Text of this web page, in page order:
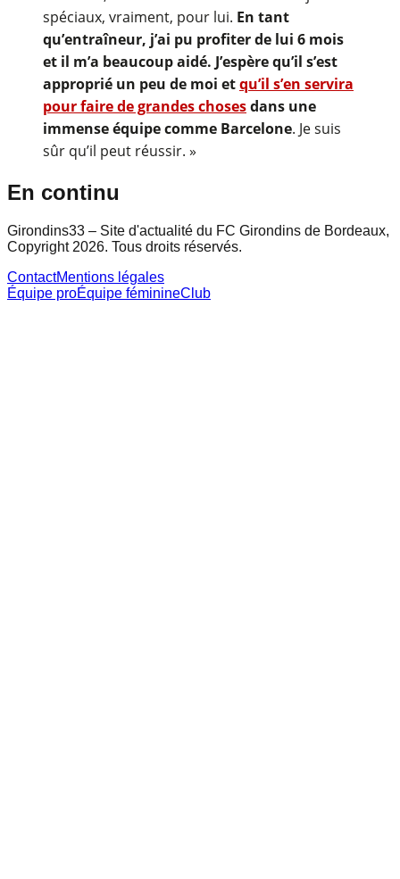
spéciaux, vraiment, pour lui. En tant
qu’entraîneur, j’ai pu profiter de lui 6 mois
et il m’a beaucoup aidé. J’espère qu’il s’est
approprié un peu de moi etqu’il s’en servira
pour faire de grandes chosesdans une
immense équipe comme Barcelone. Je suis
sûr qu’il peut réussir. »
En continu
Girondins33 – Site d'actualité du FC Girondins de Bordeaux,
Copyright 2026. Tous droits réservés.
ContactMentions légales
Équipe proÉquipe féminineClub